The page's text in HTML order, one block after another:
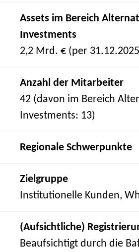
Assets im Bereich
Investments
2,2 Mrd. € (per
Anzahl der Mitarbeiter
42 (davon im Bereich
Investments: 13)
Regionale Schwerpunkte
Zielgruppe
Institutionelle Kunden,
(Aufsichtliche)
Beaufsichtigt durch die